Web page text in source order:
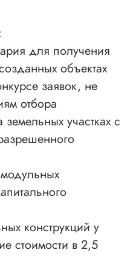
для получения
объектах
заявок, не
отбора
участках с
конструкций у
стоимости в 2,5